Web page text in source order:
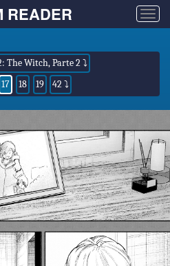
READER
The Witch, Parte 2 ⤵
17 18 19 42 ⤵